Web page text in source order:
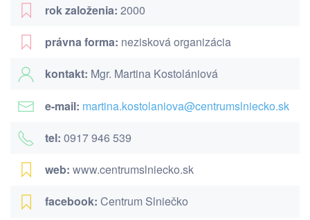
rok založenia: 2000
právna forma: nezisková organizácia
kontakt: Mgr. Martina Kostolániová
e-mail: martina.kostolaniova@centrumslniecko.sk
tel: 0917 946 539
web: www.centrumslniecko.sk
facebook: Centrum Slniečko